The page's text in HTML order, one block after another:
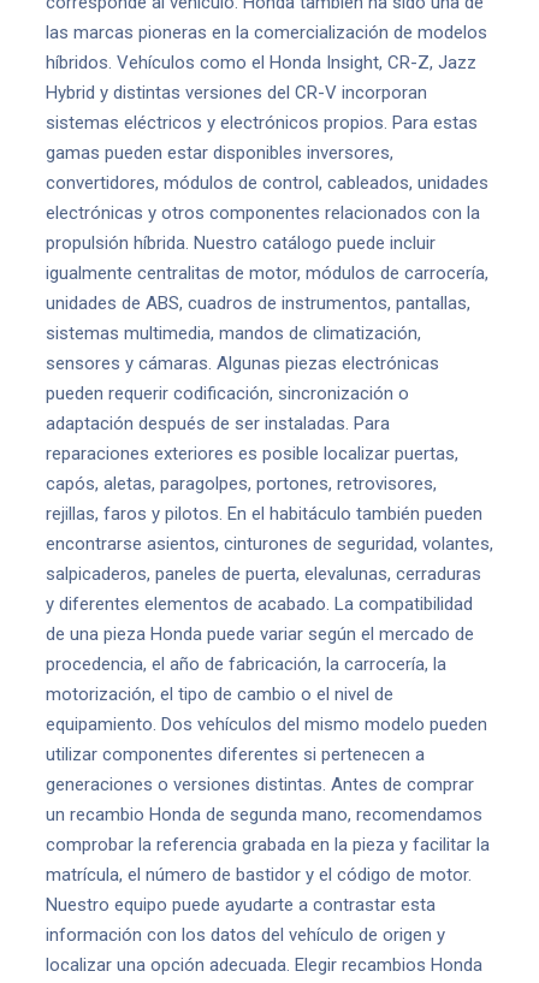
las marcas pioneras en la comercialización de modelos
híbridos. Vehículos como el Honda Insight, CR-Z, Jazz
Hybrid y distintas versiones del CR-V incorporan
sistemas eléctricos y electrónicos propios. Para estas
gamas pueden estar disponibles inversores,
convertidores, módulos de control, cableados, unidades
electrónicas y otros componentes relacionados con la
propulsión híbrida. Nuestro catálogo puede incluir
igualmente centralitas de motor, módulos de carrocería,
unidades de ABS, cuadros de instrumentos, pantallas,
sistemas multimedia, mandos de climatización,
sensores y cámaras. Algunas piezas electrónicas
pueden requerir codificación, sincronización o
adaptación después de ser instaladas. Para
reparaciones exteriores es posible localizar puertas,
capós, aletas, paragolpes, portones, retrovisores,
rejillas, faros y pilotos. En el habitáculo también pueden
encontrarse asientos, cinturones de seguridad, volantes,
salpicaderos, paneles de puerta, elevalunas, cerraduras
y diferentes elementos de acabado. La compatibilidad
de una pieza Honda puede variar según el mercado de
procedencia, el año de fabricación, la carrocería, la
motorización, el tipo de cambio o el nivel de
equipamiento. Dos vehículos del mismo modelo pueden
utilizar componentes diferentes si pertenecen a
generaciones o versiones distintas. Antes de comprar
un recambio Honda de segunda mano, recomendamos
comprobar la referencia grabada en la pieza y facilitar la
matrícula, el número de bastidor y el código de motor.
Nuestro equipo puede ayudarte a contrastar esta
información con los datos del vehículo de origen y
localizar una opción adecuada. Elegir recambios Honda